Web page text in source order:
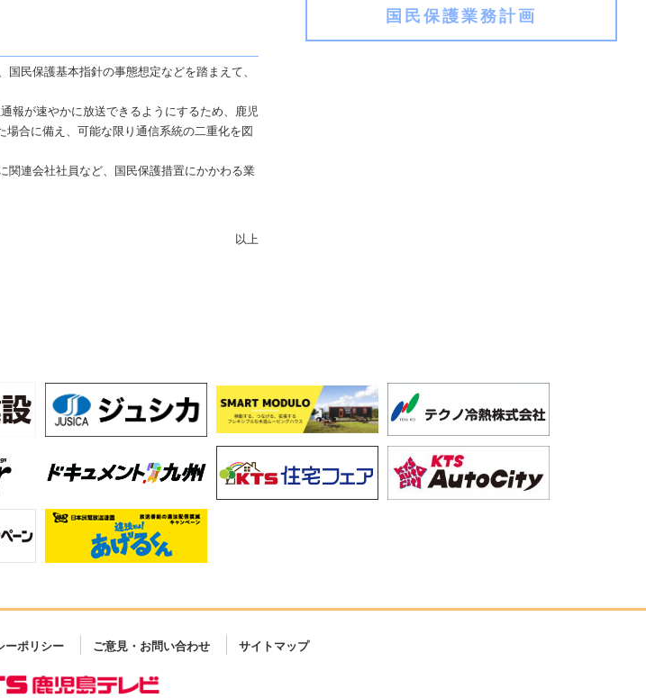
民保護基本指針の事態想定などを踏まえて、
報が速やかに放送できるようにするため、鹿児
合に備え、可能な限り通信系統の二重化を図
連会社社員など、国民保護措置にかかわる業
以上
国民保護業務計画
ーポリシー ご意見・お問い合わせ サイトマップ